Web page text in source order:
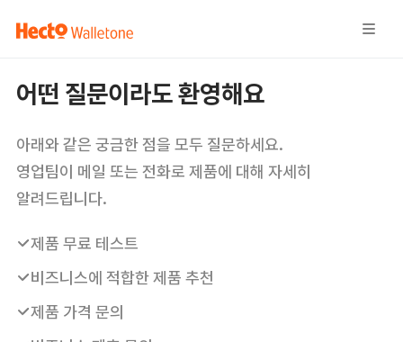
어떤 질문이라도 환영해요
아래와 같은 궁금한 점을 모두 질문하세요.
영업팀이 메일 또는 전화로 제품에 대해 자세히
알려드립니다.
제품 무료 테스트
비즈니스에 적합한 제품 추천
제품 가격 문의